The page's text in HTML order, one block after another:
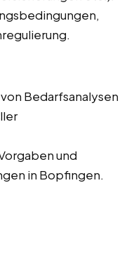
Bedarfsanalysen
und
in Bopfingen.